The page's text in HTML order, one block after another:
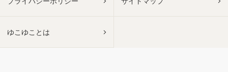
ゆこゆことは